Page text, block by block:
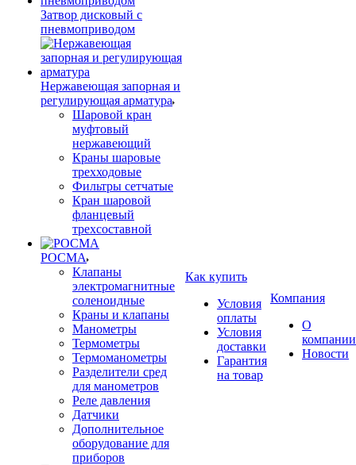
Затвор дисковый с
пневмоприводом
Нержавеющая запорная и
регулирующая арматура
Шаровой кран
муфтовый
нержавеющий
Краны шаровые
трехходовые
Фильтры сетчатые
Кран шаровой
фланцевый
трехсоставной
РОСМА
Клапаны
электромагнитные
соленоидные
Краны и клапаны
Манометры
Термометры
Термоманометры
Разделители сред
для манометров
Реле давления
Датчики
Дополнительное
оборудование для
приборов
Как купить
Условия
оплаты
Условия
доставки
Гарантия
на товар
Компания
О
компании
Новости